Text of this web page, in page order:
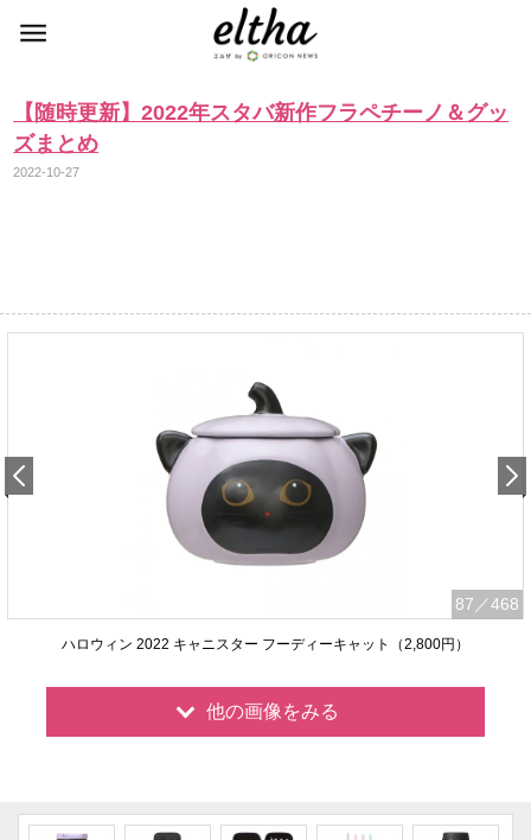
【随時更新】2022年スタバ新作フラペチーノ＆グッ
ズまとめ
2022-10-27
87 ／468
ハロウィン 2022 キャニスター フーディーキャット（2,800円）
他の画像をみる